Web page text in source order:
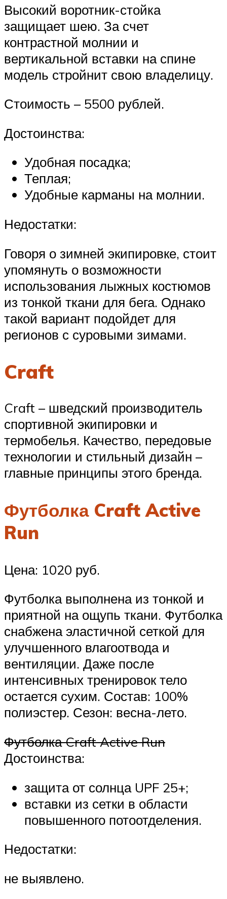
Высокий воротник-стойка
защищает шею. За счет
контрастной молнии и
вертикальной вставки на спине
модель стройнит свою владелицу.
Стоимость – 5500 рублей.
Достоинства:
Удобная посадка;
Теплая;
Удобные карманы на молнии.
Недостатки:
Говоря о зимней экипировке, стоит
упомянуть о возможности
использования лыжных костюмов
из тонкой ткани для бега. Однако
такой вариант подойдет для
регионов с суровыми зимами.
Craft
Craft – шведский производитель
спортивной экипировки и
термобелья. Качество, передовые
технологии и стильный дизайн –
главные принципы этого бренда.
Футболка Craft Active
Run
Цена: 1020 руб.
Футболка выполнена из тонкой и
приятной на ощупь ткани. Футболка
снабжена эластичной сеткой для
улучшенного влагоотвода и
вентиляции. Даже после
интенсивных тренировок тело
остается сухим. Состав: 100%
полиэстер. Сезон: весна-лето.
Футболка Craft Active Run
Достоинства:
защита от солнца UPF 25+;
вставки из сетки в области
повышенного потоотделения.
Недостатки:
не выявлено.